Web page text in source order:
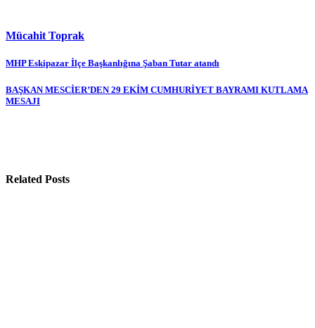
Mücahit Toprak
Yazı
gezinmesi
MHP Eskipazar İlçe Başkanlığına Şaban Tutar atandı
BAŞKAN MESCİER’DEN 29 EKİM CUMHURİYET BAYRAMI KUTLAMA
MESAJI
Related Posts